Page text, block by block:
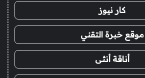
كار نيوز
موقع خبرة التقني
أناقة أنثى